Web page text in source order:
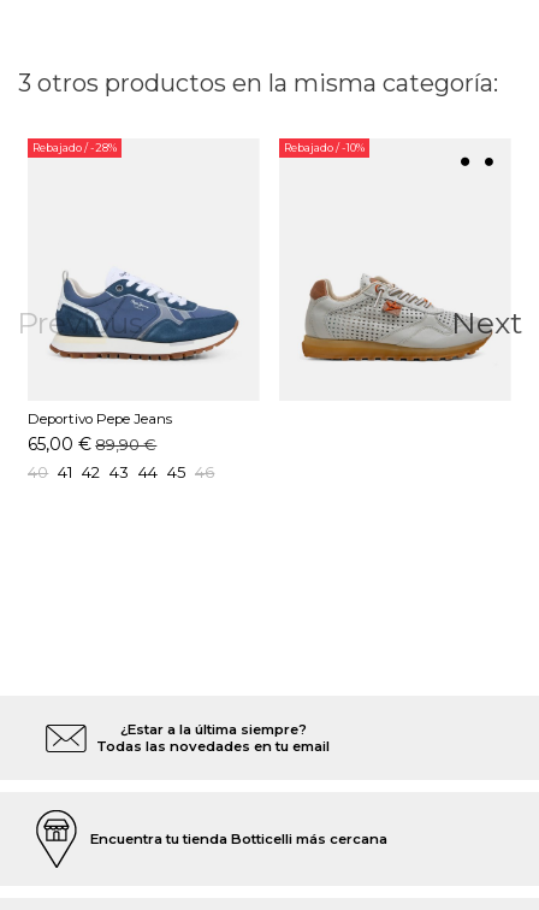
3 otros productos en la misma categoría:
Previous
Rebajado/ -28%
Deportivo Pepe Jeans
PMS400035 Azul
65,00 € 89,90 €
40 41 42 43 44 45 46
Rebajado/ -10%
Next
¿Estar a la última siempre?
Todas las novedades en tu email
Encuentra tu tienda Botticelli más cercana